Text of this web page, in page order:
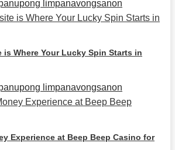
limpanavongsanon
is Where Your Lucky Spin Starts in
limpanavongsanon
Experience at Beep Beep Casino for